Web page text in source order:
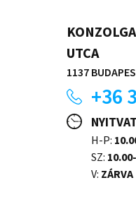
UTCA
1137
+36
H-P:
SZ:
V: ZÁRVA